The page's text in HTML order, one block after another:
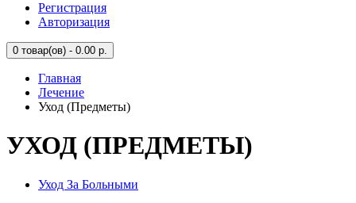
Регистрация
Авторизация
0 товар(ов) - 0.00 р.
Главная
Лечение
Уход (Предметы)
УХОД (ПРЕДМЕТЫ)
Уход За Больными